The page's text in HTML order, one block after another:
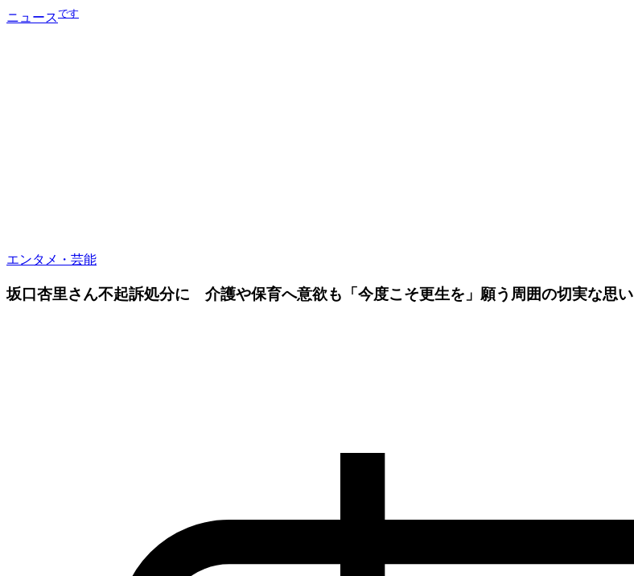
ニュースです
エンタメ・芸能
坂口杏里さん不起訴処分に 介護や保育へ意欲も「今度こそ更生を」願う周囲の切実な思い